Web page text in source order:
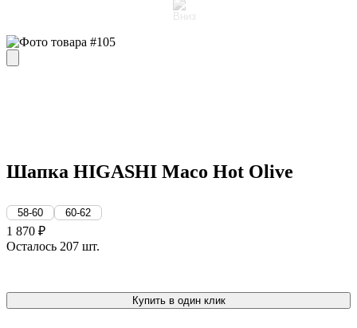
Шапка HIGASHI Maco Hot Olive
58-60 60-62
1 870 ₽
Осталось 207 шт.
Купить в один клик